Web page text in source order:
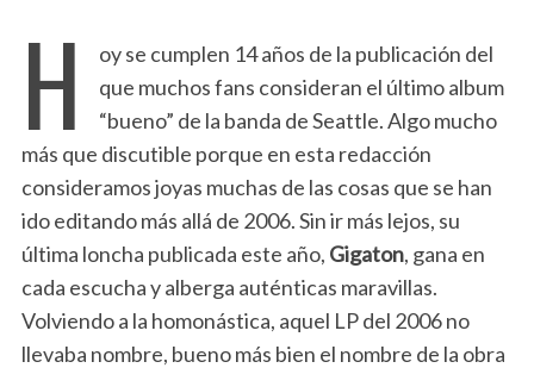
H
oy se cumplen 14 años de la publicación del
que muchos fans consideran el último album
“bueno” de la banda de Seattle. Algo mucho
más que discutible porque en esta redacción
consideramos joyas muchas de las cosas que se han
ido editando más allá de 2006. Sin ir más lejos, su
última loncha publicada este año, Gigaton, gana en
cada escucha y alberga auténticas maravillas.
Volviendo a la homonástica, aquel LP del 2006 no
llevaba nombre, bueno más bien el nombre de la obra